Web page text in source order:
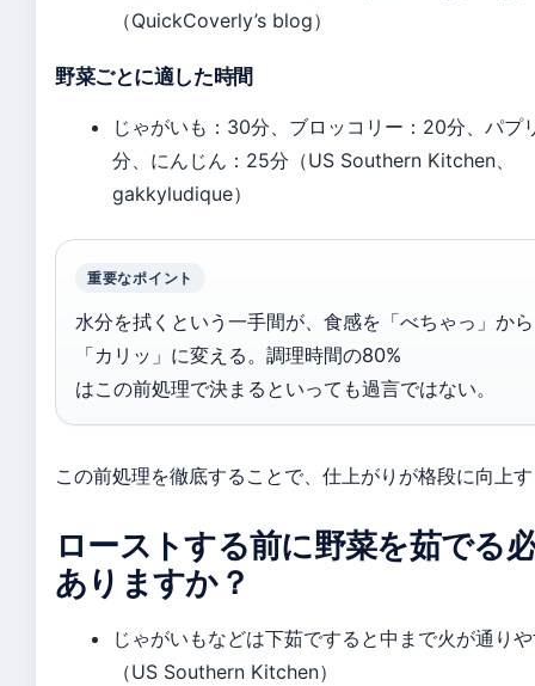
（QuickCoverly’s blog）
野菜ごとに適した時間
じゃがいも：30分、ブロッコリー：20分、パプ
分、にんじん：25分（US Southern Kitchen、
gakkyludique）
重要なポイント
水分を拭くという一手間が、食感を「べちゃっ」から
「カリッ」に変える。調理時間の80%
はこの前処理で決まるといっても過言ではない。
この前処理を徹底することで、仕上がりが格段に向上
ローストする前に野菜を茹でる
ありますか？
じゃがいもなどは下茹ですると中まで火が通り
（US Southern Kitchen）